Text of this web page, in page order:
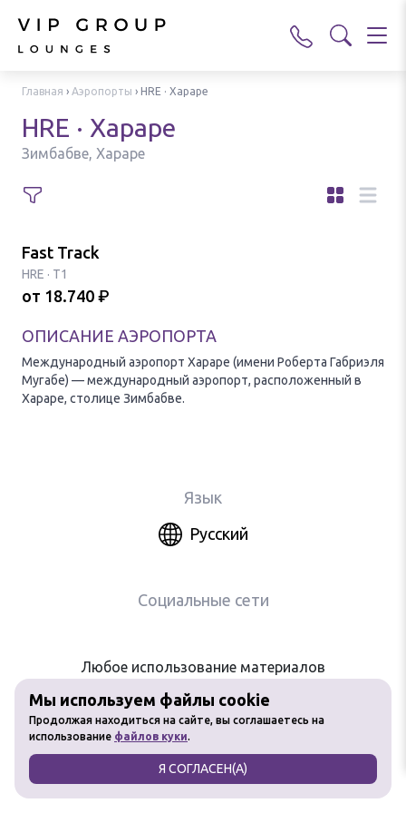
Главная › Аэропорты › HRE · Хараре
HRE · Хараре
Зимбабве, Хараре
Fast Track
HRE · T1
от 18.740 ₽
ОПИСАНИЕ АЭРОПОРТА
Международный аэропорт Хараре (имени Роберта Габриэля
Мугабе) — международный аэропорт, расположенный в
Хараре, столице Зимбабве.
Мы используем файлы cookie
Продолжая находиться на сайте, вы соглашаетесь на
использование файлов куки.
Я СОГЛАСЕН(А)
Язык
Русский
Социальные сети
Любое использование материалов